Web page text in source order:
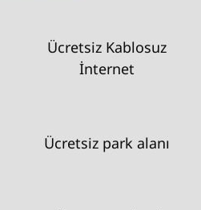
Ücretsiz Kablosuz
İnternet
Ücretsiz park alanı